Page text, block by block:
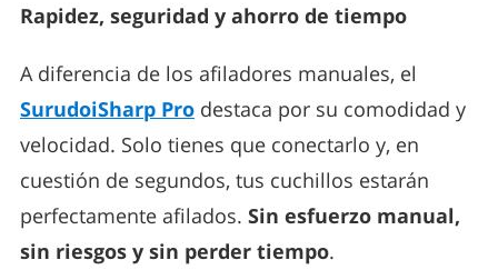
Rapidez, seguridad y ahorro de tiempo
A diferencia de los afiladores manuales, el
SurudoiSharp Pro destaca por su comodidad y
velocidad. Solo tienes que conectarlo y, en
cuestión de segundos, tus cuchillos estarán
perfectamente afilados. Sin esfuerzo manual,
sin riesgos y sin perder tiempo.